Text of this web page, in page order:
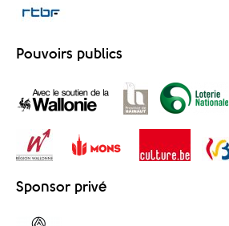
Pouvoirs publics
Sponsor privé